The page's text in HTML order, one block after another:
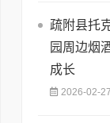
疏附县托
园周边烟
成长
2026-02-27